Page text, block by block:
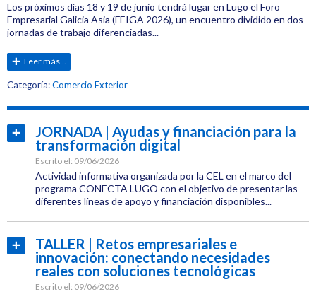
Los próximos días 18 y 19 de junio tendrá lugar en Lugo el Foro
Empresarial Galicia Asia (FEIGA 2026), un encuentro dividido en dos
jornadas de trabajo diferenciadas...
Leer más...
Categoría:Comercio Exterior
Etiquetas:
Jornadas
Internacionalización
JORNADA | Ayudas y financiación para la
transformación digital
Escrito el: 09/06/2026
Actividad informativa organizada por la CEL en el marco del
programa CONECTA LUGO con el objetivo de presentar las
diferentes líneas de apoyo y financiación disponibles...
más...
Empresas
Etiquetas:
CEL
TALLER | Retos empresariales e
innovación: conectando necesidades
reales con soluciones tecnológicas
Escrito el: 09/06/2026
más...